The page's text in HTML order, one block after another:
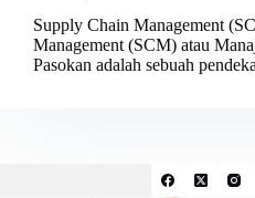
Supply Chain Management
Management (SCM) atau
Pasokan adalah sebuah